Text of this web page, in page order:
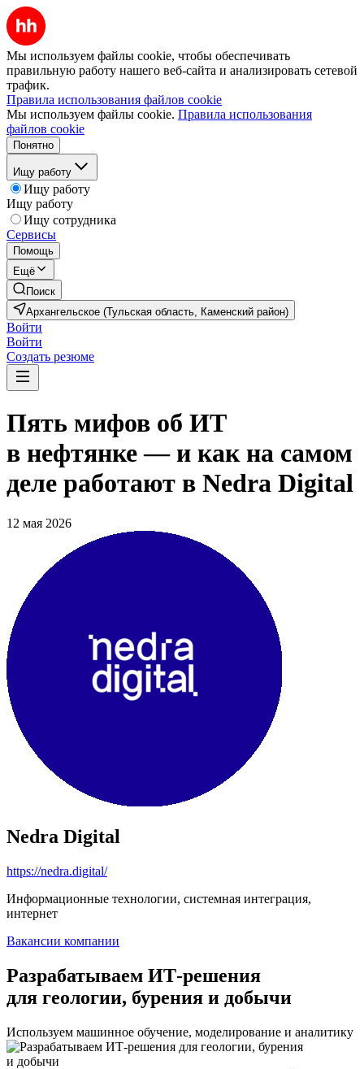
Мы используем файлы cookie, чтобы обеспечивать
правильную работу нашего веб-сайта и анализировать сетевой
трафик.
Правила использования файлов cookie
Мы используем файлы cookie. Правила использования
файлов cookie
Понятно
Ищу работу
Ищу работу
Ищу работу
Ищу сотрудника
Сервисы
Помощь
Ещё
Поиск
Архангельское (Тульская область, Каменский район)
Войти
Войти
Создать резюме
Пять мифов об ИТ
в нефтянке — и как на самом
деле работают в Nedra Digital
12 мая 2026
Nedra Digital
https://nedra.digital/
Информационные технологии, системная интеграция,
интернет
Вакансии компании
Разрабатываем ИТ-решения
для геологии, бурения и добычи
Используем машинное обучение, моделирование и аналитику